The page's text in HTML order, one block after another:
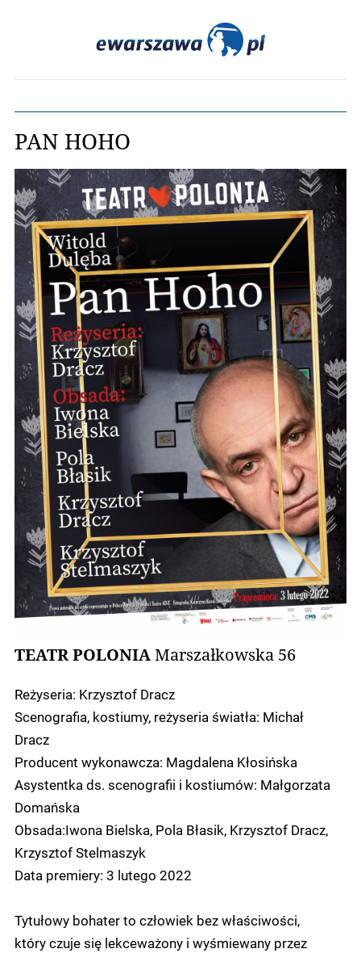
PAN HOHO
TEATR POLONIAMarszałkowska 56
Reżyseria: Krzysztof Dracz
Scenografia, kostiumy, reżyseria światła: Michał
Dracz
Producent wykonawcza: Magdalena Kłosińska
Asystentka ds. scenografii i kostiumów: Małgorzata
Domańska
Obsada:Iwona Bielska, Pola Błasik, Krzysztof Dracz,
Krzysztof Stelmaszyk
Data premiery: 3 lutego 2022
Tytułowy bohater to człowiek bez właściwości,
który czuje się lekceważony i wyśmiewany przez